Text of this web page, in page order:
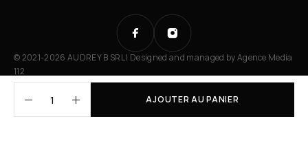
AJOUTER AU PANIER
© 2021-2026 AUDREY B SRL | Designed and managed byAgence Media
112